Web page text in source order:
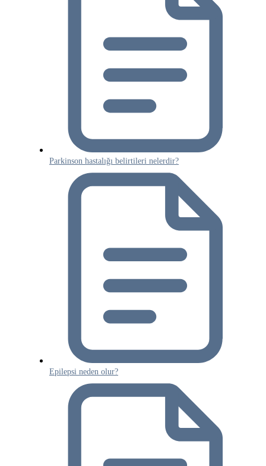
Parkinson hastalığı belirtileri nelerdir?
Epilepsi neden olur?